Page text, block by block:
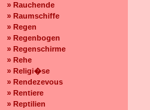
» Rauchende
» Raumschiffe
» Regen
» Regenbogen
» Regenschirme
» Rehe
» Religi�se
» Rendezevous
» Rentiere
» Reptilien